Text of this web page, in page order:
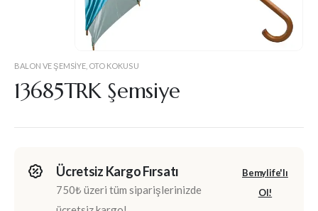
BALON VE ŞEMSIYE, OTO KOKUSU
13685TRK Şemsiye
Ücretsiz Kargo Fırsatı
750₺ üzeri tüm siparişlerinizde
Bemylife'lı
Ol!